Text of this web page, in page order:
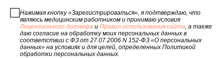
Нажимая кнопку «Зарегистрироваться», я подтверждаю, что
являюсь медицинским работником и принимаю условия
Лицензионного договора и Правил использования сайта , а также
даю согласие на обработку моих персональных данных в
соответствии с ФЗ от 27.07.2006 N 152-ФЗ «О персональных
данных» на условиях и для целей, определенных Политикой
обработки персональных данных.